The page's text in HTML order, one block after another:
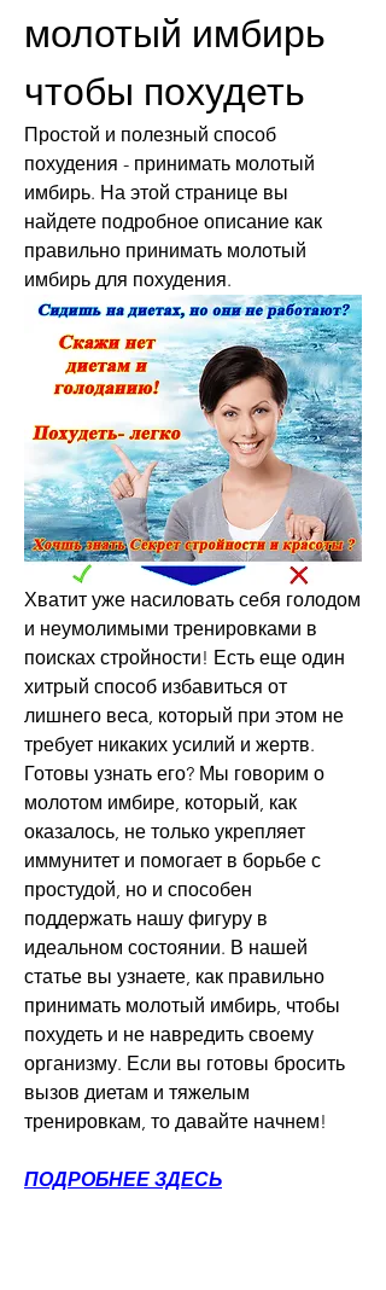
молотый имбирь
чтобы похудеть
Простой и полезный способ
похудения - принимать молотый
имбирь. На этой странице вы
найдете подробное описание как
правильно принимать молотый
имбирь для похудения.
Хватит уже насиловать себя голодом
и неумолимыми тренировками в
поисках стройности! Есть еще один
хитрый способ избавиться от
лишнего веса, который при этом не
требует никаких усилий и жертв.
Готовы узнать его? Мы говорим о
молотом имбире, который, как
оказалось, не только укрепляет
иммунитет и помогает в борьбе с
простудой, но и способен
поддержать нашу фигуру в
идеальном состоянии. В нашей
статье вы узнаете, как правильно
принимать молотый имбирь, чтобы
похудеть и не навредить своему
организму. Если вы готовы бросить
вызов диетам и тяжелым
тренировкам, то давайте начнем!
ПОДРОБНЕЕ ЗДЕСЬ